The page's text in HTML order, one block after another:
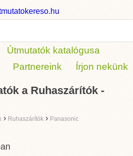
Útmutatók katalógusa
Partnereink Írjon nekünk
a Ruhaszárítók -
› Ruhaszárítók › Panasonic